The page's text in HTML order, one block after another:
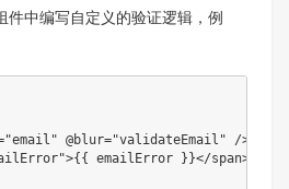
件中编写自定义的验证逻辑，例
"email " @blur="validateEmail "
/>
">{ { emailError }}</span>